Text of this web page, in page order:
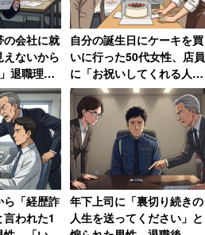
間さんの解説はこうだ。
自分の息子や娘に幸せな暮
いるのが一番手っ取り早い
はありますけど」と、さらっと
の会社に就
ないから
退職理由
り上げて
だった女
自分の誕生日にケーキを買
いに行った50代女性、店員
に「お祝いしてくれる人い
ないんですか？」と言われ
て絶句
ら「経歴詐
われた1
年下上司に「裏切り続きの
人生を送ってください」と